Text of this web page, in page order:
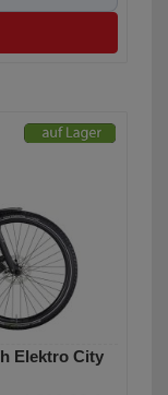
Elektro City